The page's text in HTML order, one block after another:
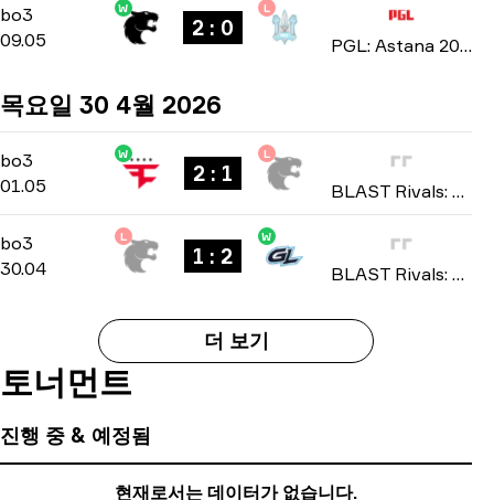
bo3 Group Stage-bo3
09.05
W
2 : 0
L
PGL: Astana 2026
목요일 30 4월 2026
bo3 -bo3
01.05
W
2 : 1
L
BLAST Rivals: Spring 2026
bo3 -bo3
30.04
L
1 : 2
W
BLAST Rivals: Spring 2026
더 보기
토너먼트
진행 중 & 예정됨
현재로서는 데이터가 없습니다.